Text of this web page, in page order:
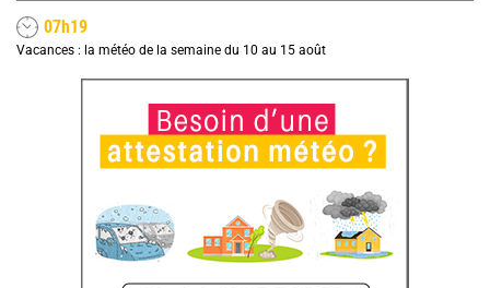
07h19
Vacances : la météo de la semaine du 10 au 15 août